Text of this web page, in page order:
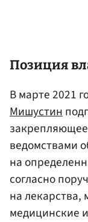
Позиция
В марте 2021
Мишустин
ведомствами
на
согласно
на лекарства,
медицинские